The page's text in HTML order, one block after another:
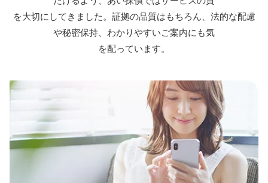
を大切にしてきました。証拠の品質はもちろん、法的な配慮
や秘密保持、わかりやすいご案内にも気
を配っています。